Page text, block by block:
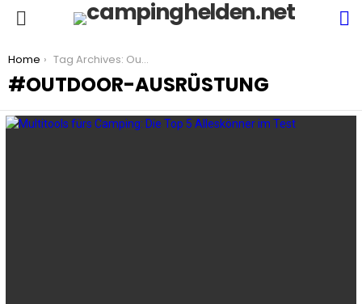
You are here:
Home Tag Archives: Outdoor-Ausrüstung
OUTDOOR-AUSRÜSTUNG